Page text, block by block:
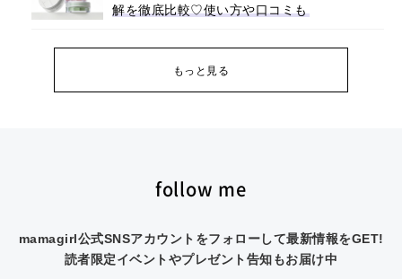
解を徹底比較♡使い方や口コミも
もっと見る
follow me
mamagirl公式SNSアカウントをフォローして最新情報をGET!
読者限定イベントやプレゼント告知もお届け中